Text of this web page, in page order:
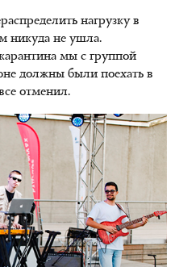
нагрузку в
никуда не ушла.
мы с группой
должны были поехать в
отменил.